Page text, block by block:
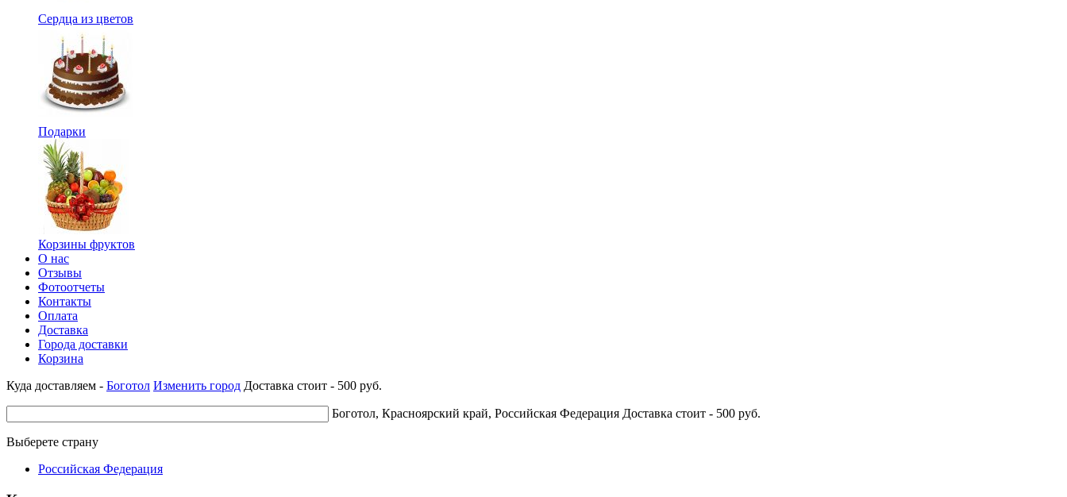
Сердца из цветов
Подарки
Корзины фруктов
О нас
Отзывы
Фотоотчеты
Контакты
Оплата
Доставка
Города доставки
Корзина
Куда доставляем - Боготол Изменить город Доставка стоит - 500 руб.
Боготол, Красноярский край, Российская Федерация Доставка стоит - 500 руб.
Выберете страну
Российская Федерация